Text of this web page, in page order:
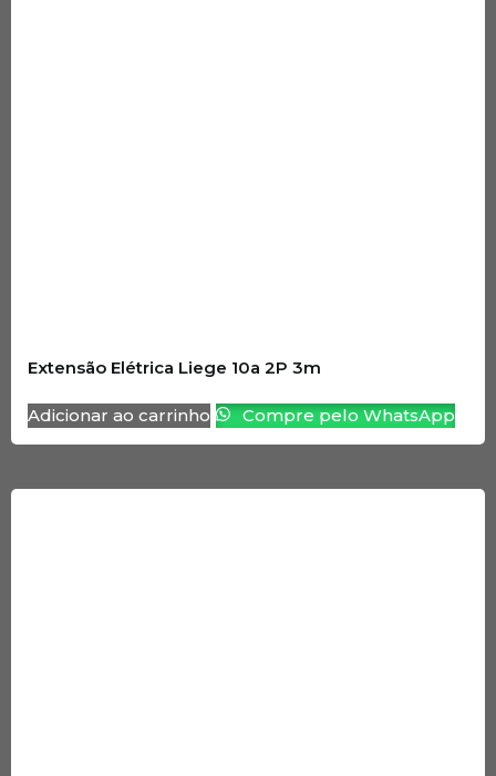
Extensão Elétrica Liege 10a 2P 3m
Adicionar ao carrinho Compre pelo WhatsApp